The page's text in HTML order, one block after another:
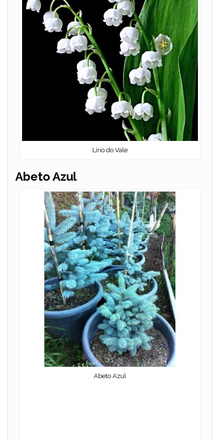
i
e
o
Lírio do Vale
Abeto Azul
Abeto Azul